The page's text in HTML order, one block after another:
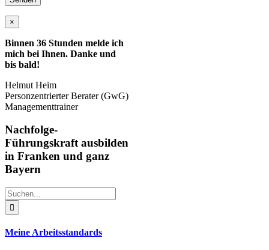
×
Binnen 36 Stunden melde ich
mich bei Ihnen. Danke und
bis bald!
Helmut Heim
Personzentrierter Berater (GwG)
Managementtrainer
Nachfolge-
Führungskraft ausbilden
in Franken und ganz
Bayern
Suche
nach:
Meine Arbeitsstandards